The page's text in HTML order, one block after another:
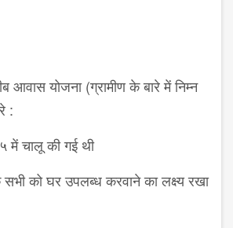
आवास योजना (ग्रामीण के बारे में निम्न
:
में चालू की गई थी
को घर उपलब्ध करवाने का लक्ष्य रखा